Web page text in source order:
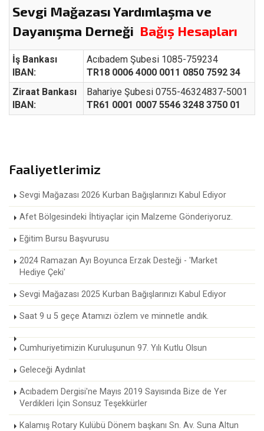
Sevgi Mağazası Yardımlaşma ve
Dayanışma Derneği Bağış Hesapları
İş Bankası
IBAN:
Acıbadem Şubesi 1085-759234
TR18 0006 4000 0011 0850 7592 34
Ziraat Bankası
IBAN:
Bahariye Şubesi 0755-46324837-5001
TR61 0001 0007 5546 3248 3750 01
Faaliyetlerimiz
Sevgi Mağazası 2026 Kurban Bağışlarınızı Kabul Ediyor
Afet Bölgesindeki İhtiyaçlar için Malzeme Gönderiyoruz.
Eğitim Bursu Başvurusu
2024 Ramazan Ayı Boyunca Erzak Desteği - 'Market
Hediye Çeki'
Sevgi Mağazası 2025 Kurban Bağışlarınızı Kabul Ediyor
Saat 9 u 5 geçe Atamızı özlem ve minnetle andık.
Cumhuriyetimizin Kuruluşunun 97. Yılı Kutlu Olsun
Geleceği Aydınlat
Acıbadem Dergisi'ne Mayıs 2019 Sayısında Bize de Yer
Verdikleri İçin Sonsuz Teşekkürler
Kalamış Rotary Kulübü Dönem başkanı Sn. Av. Suna Altun